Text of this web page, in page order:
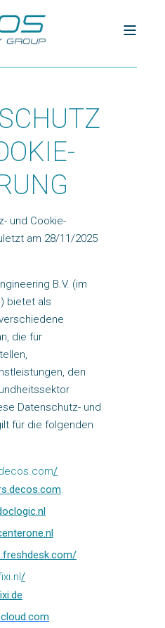
und Cookie-
am 28/11/2025
B.V. (im
bietet als
die für
den
Datenschutz- und
für die folgenden
/
.
/